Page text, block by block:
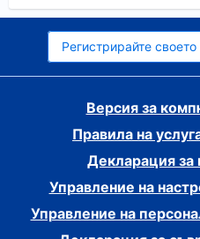
Регистрирайте
Версия за
Правила на
Декларация за
Управление на
Управление на